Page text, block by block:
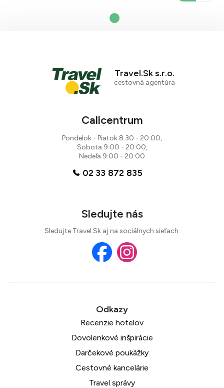
Travel.Sk s.r.o.
cestovná agentúra
Callcentrum
Pondelok - Piatok 8:30 - 20:00,
Sobota 9:00 - 20:00,
Nedeľa 9:00 - 20:00
02 33 872 835
Sledujte nás
Sledujte Travel.Sk aj na sociálnych sieťach.
Recenzie hotelov
Dovolenkové inšpirácie
Darčekové poukážky
Cestovné kancelárie
Travel správy